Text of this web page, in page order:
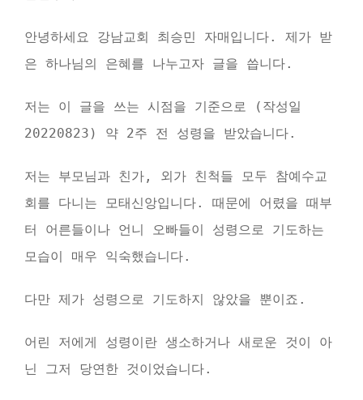
안녕하세요 강남교회 최승민 자매입니다. 제가 받
은 하나님의 은혜를 나누고자 글을 씁니다.
저는 이 글을 쓰는 시점을 기준으로 (작성일
20220823) 약 2주 전 성령을 받았습니다.
저는 부모님과 친가, 외가 친척들 모두 참예수교
회를 다니는 모태신앙입니다. 때문에 어렸을 때부
터 어른들이나 언니 오빠들이 성령으로 기도하는
모습이 매우 익숙했습니다.
다만 제가 성령으로 기도하지 않았을 뿐이죠.
어린 저에게 성령이란 생소하거나 새로운 것이 아
닌 그저 당연한 것이었습니다.